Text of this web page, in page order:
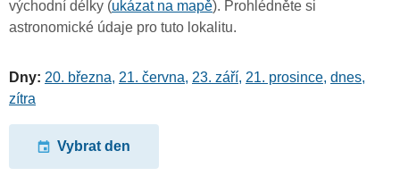
východní délky (ukázat na mapě). Prohlédněte si
astronomické údaje pro tuto lokalitu.
Dny: 20. března, 21. června, 23. září, 21. prosince, dnes,
zítra
Vybrat den